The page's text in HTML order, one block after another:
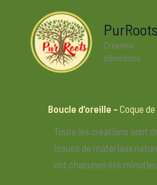
contenu
PurRoots
Créateur
d'émotions
Boucle d’oreille – Coque
Toute les créations sont
issues de matériaux
ont chacunes été